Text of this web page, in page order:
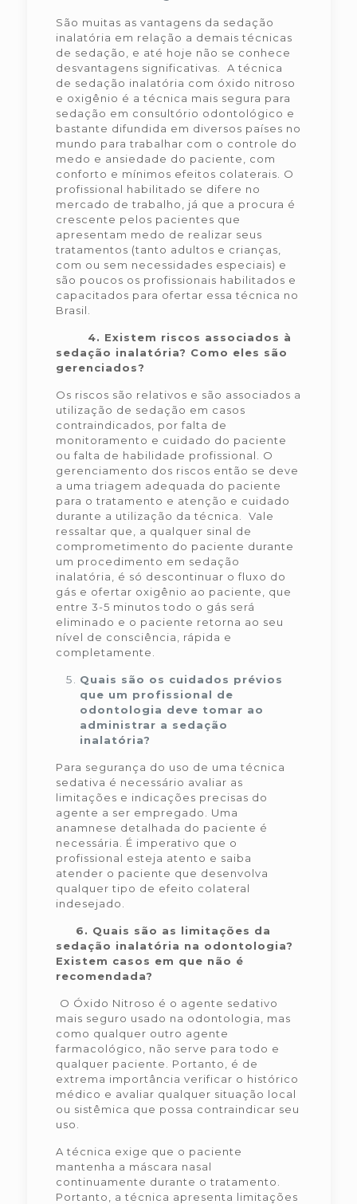
São muitas as vantagens da sedação
inalatória em relação a demais técnicas
de sedação, e até hoje não se conhece
desvantagens significativas. A técnica
de sedação inalatória com óxido nitroso
e oxigênio é a técnica mais segura para
sedação em consultório odontológico e
bastante difundida em diversos países no
mundo para trabalhar com o controle do
medo e ansiedade do paciente, com
conforto e mínimos efeitos colaterais. O
profissional habilitado se difere no
mercado de trabalho, já que a procura é
crescente pelos pacientes que
apresentam medo de realizar seus
tratamentos (tanto adultos e crianças,
com ou sem necessidades especiais) e
são poucos os profissionais habilitados e
capacitados para ofertar essa técnica no
Brasil.
4. Existem riscos associados à
sedação inalatória? Como eles são
gerenciados?
Os riscos são relativos e são associados a
utilização de sedação em casos
contraindicados, por falta de
monitoramento e cuidado do paciente
ou falta de habilidade profissional. O
gerenciamento dos riscos então se deve
a uma triagem adequada do paciente
para o tratamento e atenção e cuidado
durante a utilização da técnica. Vale
ressaltar que, a qualquer sinal de
comprometimento do paciente durante
um procedimento em sedação
inalatória, é só descontinuar o fluxo do
gás e ofertar oxigênio ao paciente, que
entre 3-5 minutos todo o gás será
eliminado e o paciente retorna ao seu
nível de consciência, rápida e
completamente.
Quais são os cuidados prévios
que um profissional de
odontologia deve tomar ao
administrar a sedação
inalatória?
Para segurança do uso de uma técnica
sedativa é necessário avaliar as
limitações e indicações precisas do
agente a ser empregado. Uma
anamnese detalhada do paciente é
necessária. É imperativo que o
profissional esteja atento e saiba
atender o paciente que desenvolva
qualquer tipo de efeito colateral
indesejado.
6. Quais são as limitações da
sedação inalatória na odontologia?
Existem casos em que não é
recomendada?
O Óxido Nitroso é o agente sedativo
mais seguro usado na odontologia, mas
como qualquer outro agente
farmacológico, não serve para todo e
qualquer paciente. Portanto, é de
extrema importância verificar o histórico
médico e avaliar qualquer situação local
ou sistêmica que possa contraindicar seu
uso.
A técnica exige que o paciente
mantenha a máscara nasal
continuamente durante o tratamento.
Portanto, a técnica apresenta limitações